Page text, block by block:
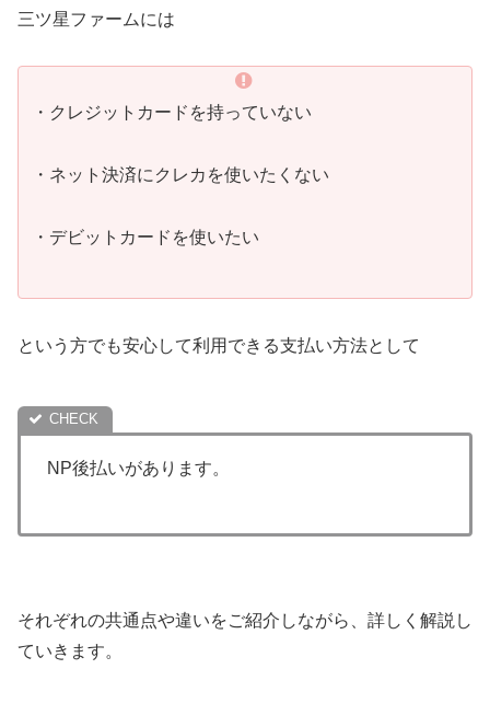
三ツ星ファームには
・クレジットカードを持っていない
・ネット決済にクレカを使いたくない
・デビットカードを使いたい
という方でも安心して利用できる支払い方法として
NP後払いがあります。
それぞれの共通点や違いをご紹介しながら、詳しく解説し
ていきます。